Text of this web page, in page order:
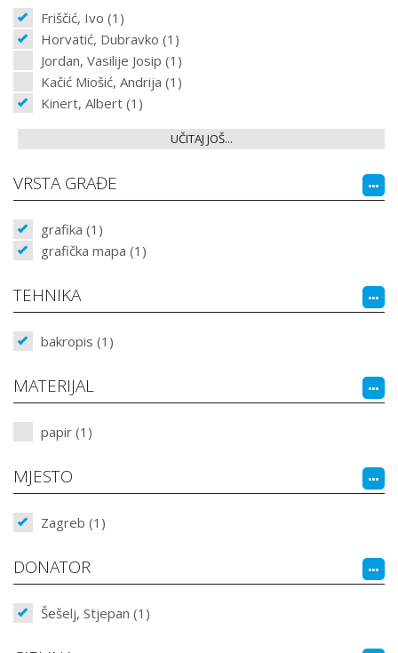
Friščić, Ivo (1)
Horvatić, Dubravko (1)
Jordan, Vasilije Josip (1)
Kačić Miošić, Andrija (1)
Kinert, Albert (1)
UČITAJ JOŠ...
VRSTA GRAĐE
grafika (1)
grafička mapa (1)
TEHNIKA
bakropis (1)
MATERIJAL
papir (1)
MJESTO
Zagreb (1)
DONATOR
Šešelj, Stjepan (1)